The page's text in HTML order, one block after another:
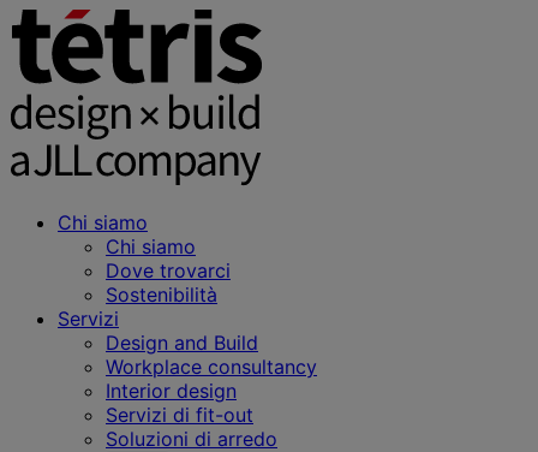
Chi siamo
Chi siamo
Dove trovarci
Sostenibilità
Servizi
Design and Build
Workplace consultancy
Interior design
Servizi di fit-out
Soluzioni di arredo